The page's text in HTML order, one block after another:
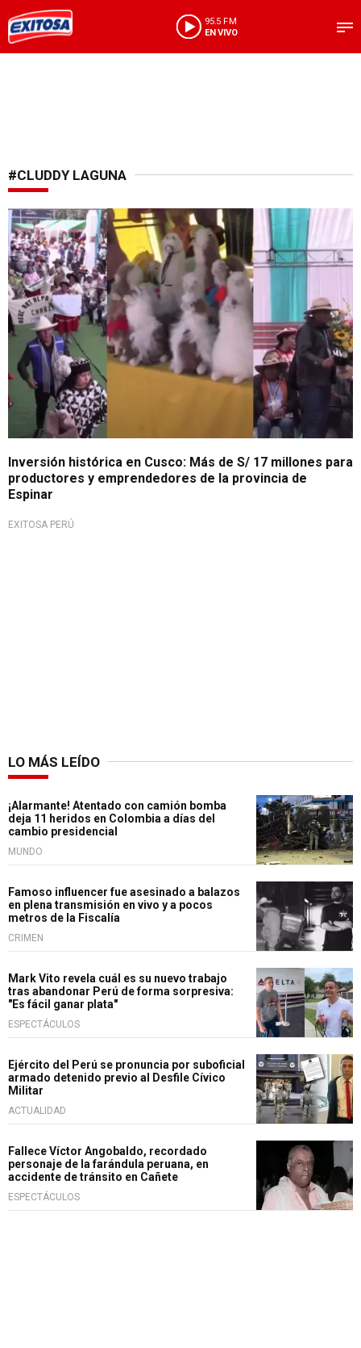
95.5 FM
EN VIVO
#CLUDDY LAGUNA
Pro Compite 2023
Inversión histórica en Cusco: Más de S/ 17 millones para
productores y emprendedores de la provincia de
Espinar
EXITOSA PERÚ
LO MÁS LEÍDO
¡Alarmante! Atentado con camión bomba
deja 11 heridos en Colombia a días del
cambio presidencial
MUNDO
Famoso influencer fue asesinado a balazos
en plena transmisión en vivo y a pocos
metros de la Fiscalía
CRIMEN
Mark Vito revela cuál es su nuevo trabajo
tras abandonar Perú de forma sorpresiva:
"Es fácil ganar plata"
ESPECTÁCULOS
Ejército del Perú se pronuncia por suboficial
armado detenido previo al Desfile Cívico
Militar
ACTUALIDAD
Fallece Víctor Angobaldo, recordado
personaje de la farándula peruana, en
accidente de tránsito en Cañete
ESPECTÁCULOS